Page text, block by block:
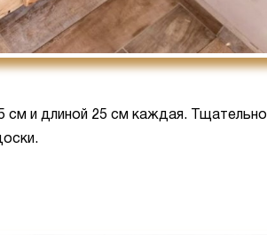
см и длиной 25 см каждая. Тщательно